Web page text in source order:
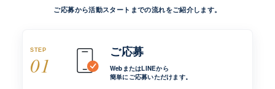
ご応募から活動スタートまでの流れをご紹介します。
STEP
01
ご応募
WebまたはLINEから
簡単にご応募いただけます。